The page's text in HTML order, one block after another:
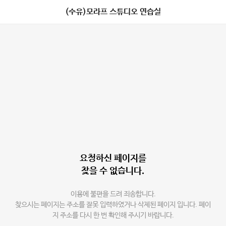
(수유)모라프 스튜디오 연습실
요청하신 페이지를
찾을 수 없습니다.
이용에 불편을 드려 죄송합니다.
찾으시는 페이지는 주소를 잘못 입력하였거나 삭제된 페이지 입니다. 페이
지 주소를 다시 한 번 확인해 주시기 바랍니다.